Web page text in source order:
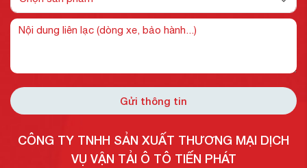
CÔNG TY TNHH SẢN XUẤT THƯƠNG MẠI DỊCH
VỤ VẬN TẢI Ô TÔ TIẾN PHÁT
Gửi thông tin